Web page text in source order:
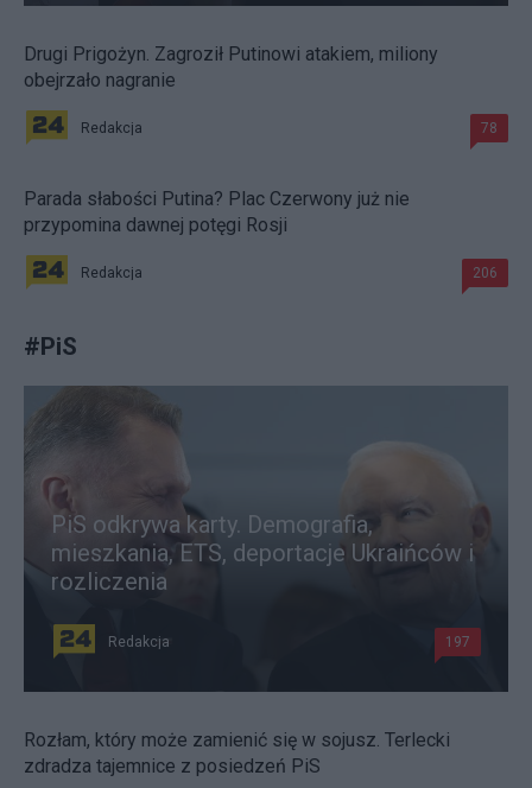
Drugi Prigożyn. Zagroził Putinowi atakiem, miliony
obejrzało nagranie
Redakcja 78
Parada słabości Putina? Plac Czerwony już nie
przypomina dawnej potęgi Rosji
Redakcja 206
#PiS
PiS odkrywa karty. Demografia,
mieszkania, ETS, deportacje Ukraińców i
rozliczenia
Redakcja 197
Rozłam, który może zamienić się w sojusz. Terlecki
zdradza tajemnice z posiedzeń PiS